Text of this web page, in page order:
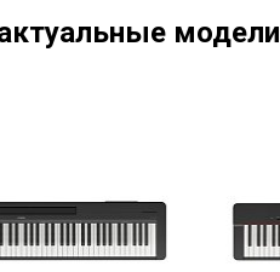
модели